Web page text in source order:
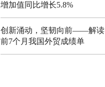
增加值同比增长5.8%
创新涌动，坚韧向前——解读
前7个月我国外贸成绩单